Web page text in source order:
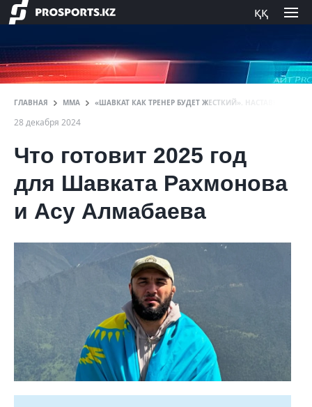
ққ
ГЛАВНАЯ ММА «ШАВКАТ КАК ТРЕНЕР БУДЕТ ЖЕСТКИЙ». НАСТАВНИК
28 декабря 2024
Что готовит 2025 год
для Шавката Рахмонова
и Асу Алмабаева